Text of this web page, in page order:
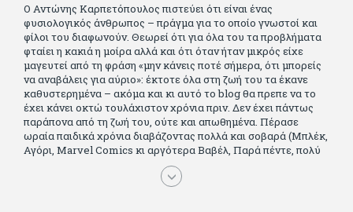
Ο Αντώνης Καρπετόπουλος πιστεύει ότι είναι ένας
φυσιολογικός άνθρωπος – πράγμα για το οποίο γνωστοί και
φίλοι του διαφωνούν. Θεωρεί ότι για όλα του τα προβλήματα
φταίει η κακιά η μοίρα αλλά και ότι όταν ήταν μικρός είχε
μαγευτεί από τη φράση «μην κάνεις ποτέ σήμερα, ότι μπορείς
να αναβάλεις για αύριο»: έκτοτε όλα στη ζωή του τα έκανε
καθυστερημένα – ακόμα και κι αυτό το blog θα πρεπε να το
έχει κάνει οκτώ τουλάχιστον χρόνια πριν. Δεν έχει πάντως
παράπονα από τη ζωή του, ούτε και απωθημένα. Πέρασε
ωραία παιδικά χρόνια διαβάζοντας πολλά και σοβαρά (Μπλέκ,
Αγόρι, Μarvel Comics κι αργότερα Βαβέλ, Παρά πέντε, πολύ
Αλέξανδρο Δουμά και αρκετό Ιούλιο Βέρν πριν τον κερδίσουν
τα αστυνομικά), απέκτησε τους σωστούς φίλους κυρίως γιατί